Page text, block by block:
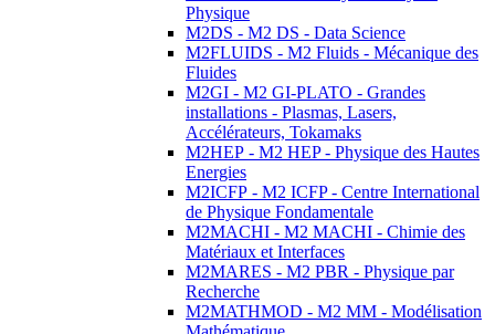
Physique
M2DS - M2 DS - Data Science
M2FLUIDS - M2 Fluids - Mécanique des
Fluides
M2GI - M2 GI-PLATO - Grandes
installations - Plasmas, Lasers,
Accélérateurs, Tokamaks
M2HEP - M2 HEP - Physique des Hautes
Energies
M2ICFP - M2 ICFP - Centre International
de Physique Fondamentale
M2MACHI - M2 MACHI - Chimie des
Matériaux et Interfaces
M2MARES - M2 PBR - Physique par
Recherche
M2MATHMOD - M2 MM - Modélisation